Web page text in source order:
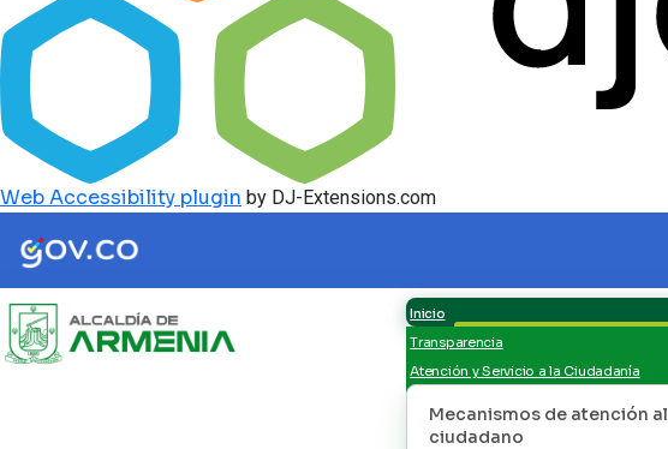
Web Accessibility plugin by DJ-Extensions.com
Inicio
Transparencia
Atención y Servicio a la Ciudadanía
Mecanismos de atención al
ciudadano